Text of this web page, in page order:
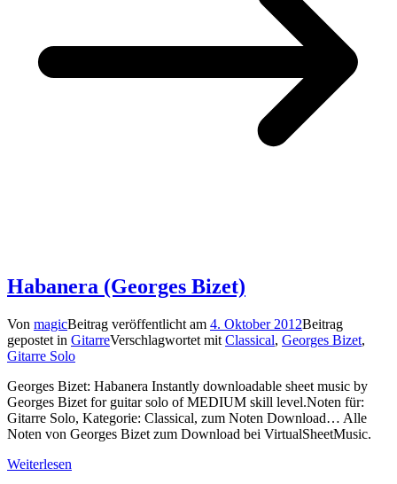
Habanera (Georges Bizet)
Von magicBeitrag veröffentlicht am 4. Oktober 2012Beitrag
gepostet in GitarreVerschlagwortet mit Classical, Georges Bizet,
Gitarre Solo
Georges Bizet: Habanera Instantly downloadable sheet music by
Georges Bizet for guitar solo of MEDIUM skill level.Noten für:
Gitarre Solo, Kategorie: Classical, zum Noten Download… Alle
Noten von Georges Bizet zum Download bei VirtualSheetMusic.
Weiterlesen